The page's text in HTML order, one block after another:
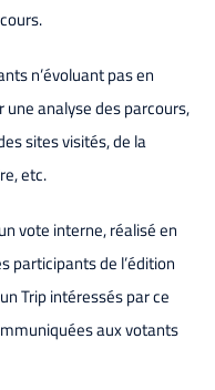
n’évoluant pas en
une analyse des parcours,
sites visités, de la
etc.
vote interne, réalisé en
participants de l’édition
Trip intéressés par ce
aux votants